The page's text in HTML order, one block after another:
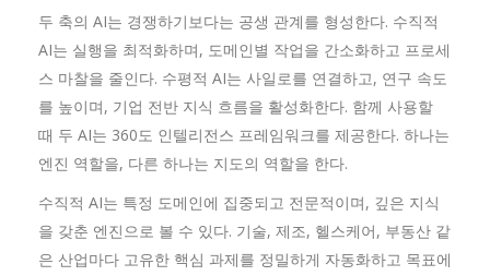
두 축의 AI는 경쟁하기보다는 공생 관계를 형성한다. 수직적
AI는 실행을 최적화하며, 도메인별 작업을 간소화하고 프로세
스 마찰을 줄인다. 수평적 AI는 사일로를 연결하고, 연구 속도
를 높이며, 기업 전반 지식 흐름을 활성화한다. 함께 사용할
때 두 AI는 360도 인텔리전스 프레임워크를 제공한다. 하나는
엔진 역할을, 다른 하나는 지도의 역할을 한다.
수직적 AI는 특정 도메인에 집중되고 전문적이며, 깊은 지식
을 갖춘 엔진으로 볼 수 있다. 기술, 제조, 헬스케어, 부동산 같
은 산업마다 고유한 핵심 과제를 정밀하게 자동화하고 목표에